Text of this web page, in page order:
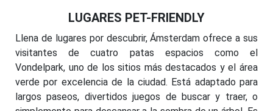
LUGARES PET-FRIENDLY
Llena de lugares por descubrir, Ámsterdam ofrece a sus
visitantes de cuatro patas espacios como el
Vondelpark, uno de los sitios más destacados y el área
verde por excelencia de la ciudad. Está adaptado para
largos paseos, divertidos juegos de buscar y traer, o